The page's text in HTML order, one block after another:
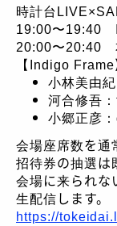
時計台
19:00〜19:40
20:00〜20:40
【Indigo Frame
小林美由
河合修吾
小郷正彦
会場座席数を通
招待券の抽選は
会場に来られな
生配信します。
https://